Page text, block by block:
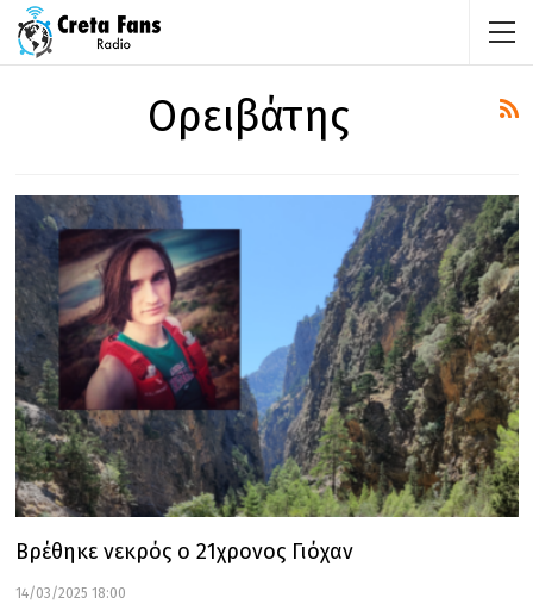
Ορειβάτης
Βρέθηκε νεκρός ο 21χρονος Γιόχαν
14/03/2025 18:00